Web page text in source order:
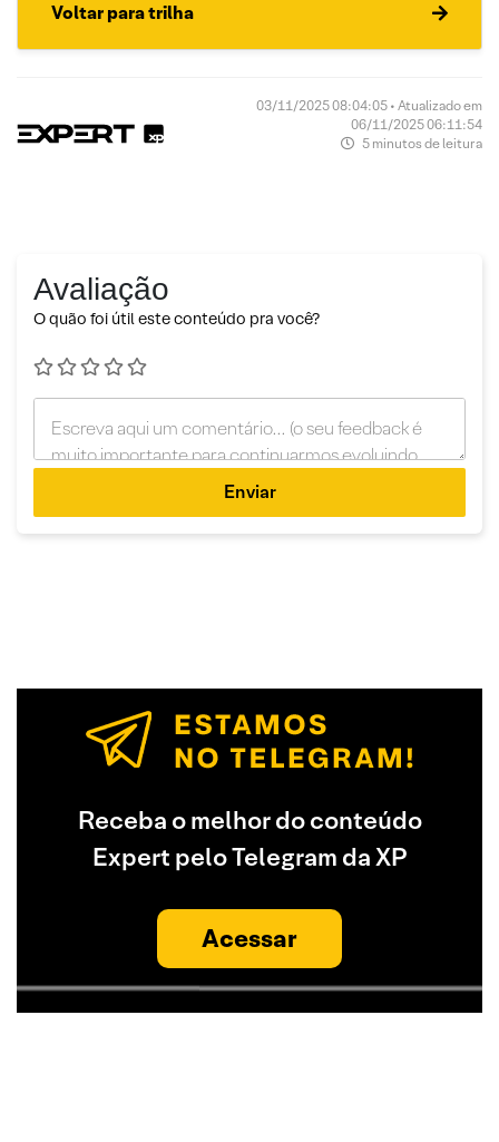
Voltar para trilha
03/11/2025 08:04:05 • Atualizado em
06/11/2025 06:11:54
5 minutos de leitura
Avaliação
O quão foi útil este conteúdo pra você?
Enviar
Receba o melhor do conteúdo
Expert pelo Telegram da XP
Acessar